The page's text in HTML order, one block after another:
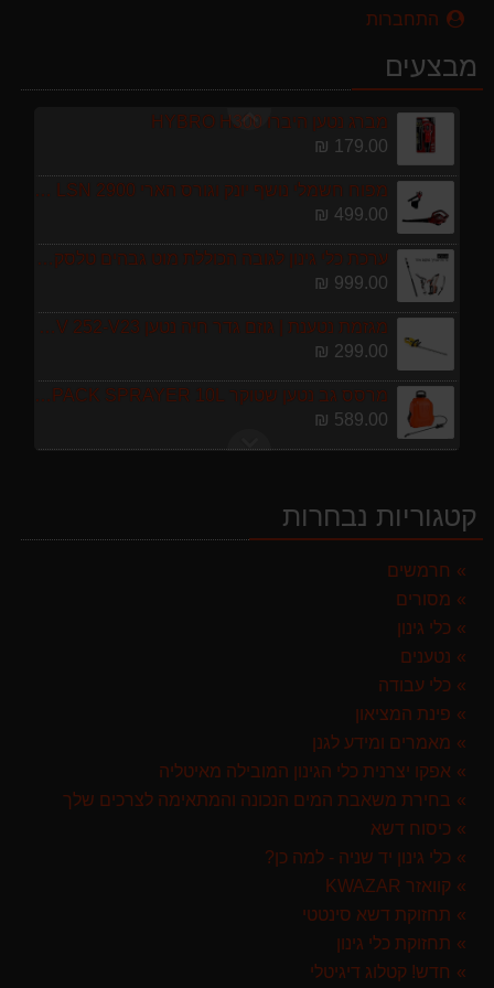
התחברות
מבצעים119.00 ₪
מברג נטען היברו HYBRO H300
179.00 ₪
מפוח חשמלי נושף יונק וגורס הארי HARRY LSN 2900
499.00 ₪
ערכת כלי גינון לגובה הכוללת מוט גבהים טלסקופי 5 מטר, מסור, תוכי ומספרי גבהים גדר חי גרלנד GARLAND באנדל האדסון
999.00 ₪
מגזמת נטענת | גוזם גדר חיה נטען GARLAND SET KEEPER 20V 252-V23 גוף בלבד
299.00 ₪
מרסס גב נטען שטוקר STOCKER BACKPACK SPRAYER 10L איטליה
589.00 ₪
מברג נטען היברו HYBRO H300
999.00 ₪
299.00 ₪
589.00 ₪
קטגוריות נבחרות
חרמשים
מסורים
כלי גינון
נטענים
כלי עבודה
פינת המציאון
מאמרים ומידע לגנן
אפקו יצרנית כלי הגינון המובילה מאיטליה
בחירת משאבת המים הנכונה והמתאימה לצרכים שלך
כיסוח דשא
כלי גינון יד שניה - למה כן?
קוואזר KWAZAR
תחזוקת דשא סינטטי
תחזוקת כלי גינון
חדש! קטלוג דיגיטלי